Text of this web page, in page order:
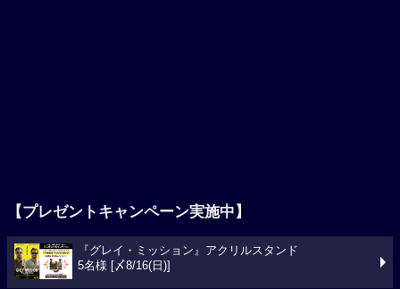
【プレゼントキャンペーン実施中】
『グレイ・ミッション』アクリルスタンド
5名様 [〆8/16(日)]